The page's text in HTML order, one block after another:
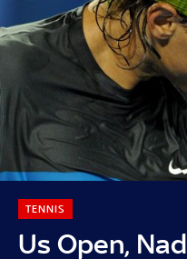
Us Open,
TENNIS